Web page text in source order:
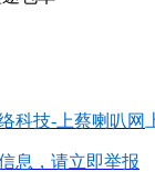
科技-上蔡喇叭网
息，请立即举报